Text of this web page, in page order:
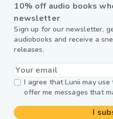
10% off audio books
newsletter
Sign up for our newsletter,
audiobooks and receive a
releases.
I agree that Lunii may
offer me messages that
I